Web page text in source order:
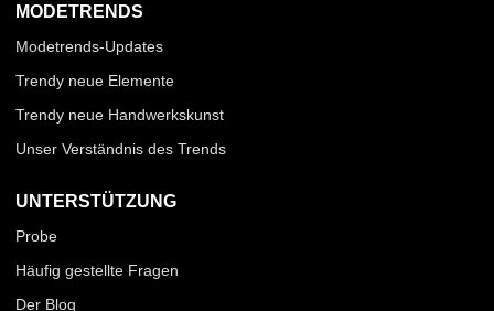
MODETRENDS
Modetrends-Updates
Trendy neue Elemente
Trendy neue Handwerkskunst
Unser Verständnis des Trends
UNTERSTÜTZUNG
Probe
Häufig gestellte Fragen
Der Blog